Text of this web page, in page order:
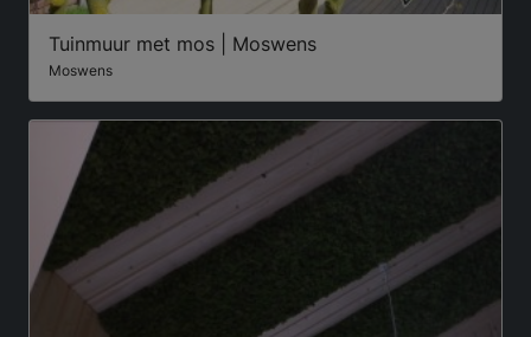
Tuinmuur met mos | Moswens
Moswens